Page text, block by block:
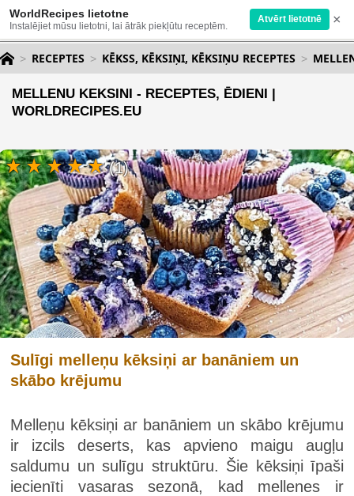
WorldRecipes lietotne
Instalējiet mūsu lietotni, lai ātrāk piekļūtu receptēm.
Atvērt lietotnē ×
RECEPTES KĒKSS, KĒKSIŅI, KĒKSIŅU RECEPTES
MELLENU KEKSINI - RECEPTES, ĒDIENI |
WORLDRECIPES.EU
Sulīgi melleņu kēksiņi ar banāniem un
skābo krējumu
Melleņu kēksiņi ar banāniem un skābo krējumu
ir izcils deserts, kas apvieno maigu augļu
saldumu un sulīgu struktūru. Šie kēksiņi īpaši
iecienīti vasaras sezonā, kad mellenes ir
(1)